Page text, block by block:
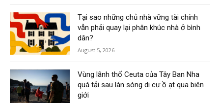
Tại sao những chủ nhà vững tài chính
vẫn phải quay lại phân khúc nhà ở bình
dân?
August 5, 2026
Vùng lãnh thổ Ceuta của Tây Ban Nha
quá tải sau làn sóng di cư ồ ạt qua biên
giới